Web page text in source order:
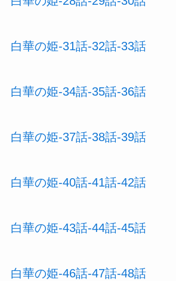
白華の姫-31話-32話-33話
白華の姫-34話-35話-36話
白華の姫-37話-38話-39話
白華の姫-40話-41話-42話
白華の姫-43話-44話-45話
白華の姫-46話-47話-48話